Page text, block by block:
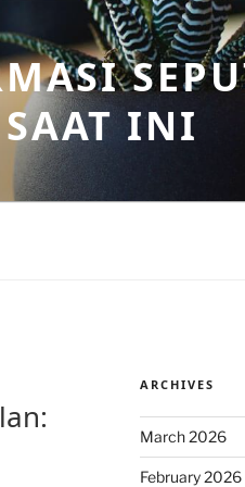
INI
ARCHIVES
March 2026
February 2026